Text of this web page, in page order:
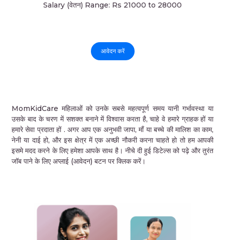
Salary (वेतन) Range: Rs 21000 to 28000
आवेदन करें
MomKidCare महिलाओं को उनके सबसे महत्वपूर्ण समय यानी गर्भावस्था या
उसके बाद के चरण में सशक्त बनाने में विश्वास करता है, चाहे वे हमारे ग्राहक हों या
हमारे सेवा प्रदाता हों . अगर आप एक अनुभवी जापा, माँ या बच्चे की मालिश का काम,
नेनी या दाई हो, और इस क्षेत्र में एक अच्छी नौकरी करना चाहते हो तो हम आपकी
इसमे मदद करने के लिए हमेशा आपके साथ है। नीचे दी हुई डिटेल्स को पढ़े और तुरंत
जॉब पाने के लिए अप्लाई (आवेदन) बटन पर क्लिक करें।